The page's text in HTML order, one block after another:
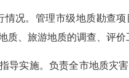
况。管理市级地质勘查项
、旅游地质的调查、评价
实施。负责全市地质灾